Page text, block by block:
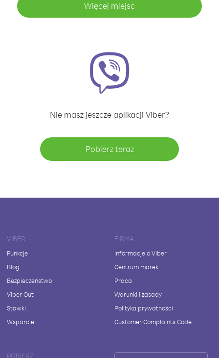
Więcej miejsc
Nie masz jeszcze aplikacji Viber?
Pobierz teraz
VIBER
Funkcje
Blog
Bezpieczeństwo
Viber Out
Stawki
Wsparcie
FIRMA
Informacje o Viber
Centrum marek
Praca
Warunki i zasady
Polityka prywatności
Customer Complaints Code
POBIERZ